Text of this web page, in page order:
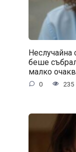
Неслучайна
беше
малко
0 235